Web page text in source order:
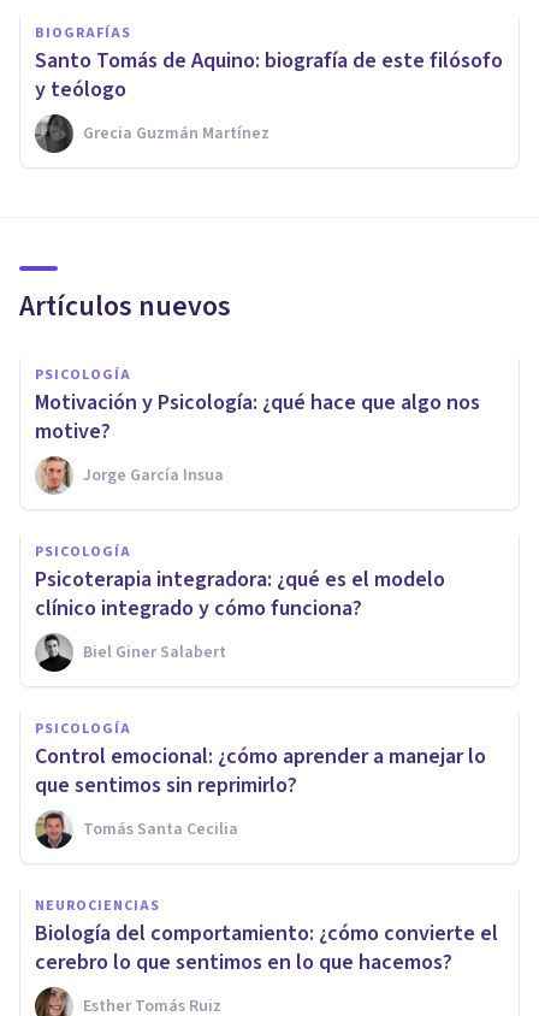
BIOGRAFÍAS
Santo Tomás de Aquino: biografía de este filósofo
y teólogo
Grecia Guzmán Martínez
Artículos nuevos
PSICOLOGÍA
Motivación y Psicología: ¿qué hace que algo nos
motive?
Jorge García Insua
PSICOLOGÍA
Psicoterapia integradora: ¿qué es el modelo
clínico integrado y cómo funciona?
Biel Giner Salabert
PSICOLOGÍA
Control emocional: ¿cómo aprender a manejar lo
que sentimos sin reprimirlo?
Tomás Santa Cecilia
NEUROCIENCIAS
Biología del comportamiento: ¿cómo convierte el
cerebro lo que sentimos en lo que hacemos?
Esther Tomás Ruiz